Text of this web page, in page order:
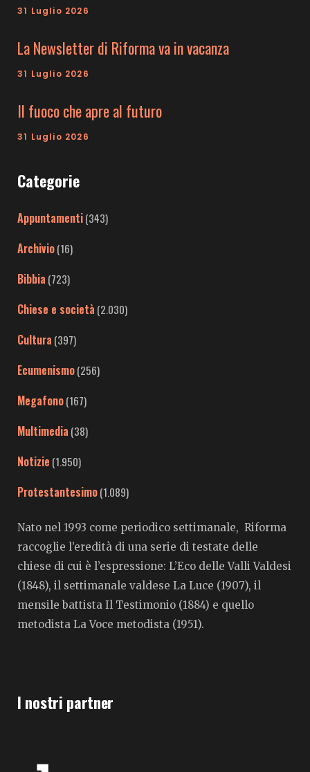
31 Luglio 2026
La Newsletter di Riforma va in vacanza
31 Luglio 2026
Il fuoco che apre al futuro
31 Luglio 2026
Categorie
Appuntamenti(343)
Archivio(16)
Bibbia (723)
Chiese e società (2.030)
Cultura (397)
Ecumenismo(256)
Megafono(167)
Multimedia (38)
Notizie (1.950)
Protestantesimo(1.089)
Nato nel 1993 come periodico settimanale, Riforma
raccoglie l’eredità di una serie di testate delle
chiese di cui è l’espressione: L’Eco delle Valli Valdesi
(1848), il settimanale valdese La Luce (1907), il
mensile battista Il Testimonio (1884) e quello
metodista La Voce metodista (1951).
I nostri partner